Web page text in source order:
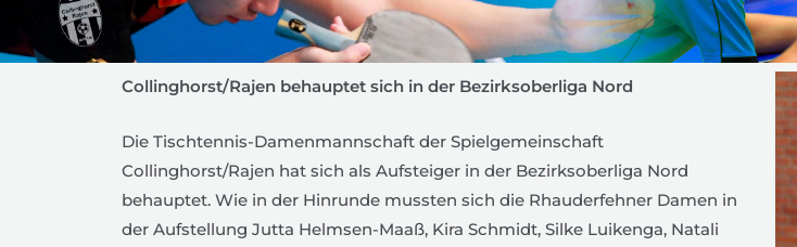
Collinghorst/Rajen behauptet sich in der Bezirksoberliga Nord
Die Tischtennis-Damenmannschaft der Spielgemeinschaft
Collinghorst/Rajen hat sich als Aufsteiger in der Bezirksoberliga Nord
behauptet. Wie in der Hinrunde mussten sich die Rhauderfehner Damen in
der Aufstellung Jutta Helmsen-Maaß, Kira Schmidt, Silke Luikenga, Natali